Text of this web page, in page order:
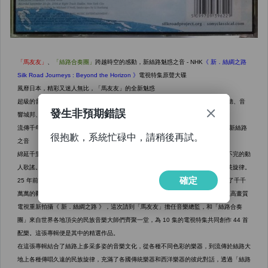
發生非預期錯誤
很抱歉，系統忙碌中，請稍後再試。
確定